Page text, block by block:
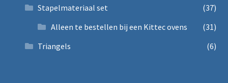
Stapelmateriaal set
(37)
Alleen te bestellen bij een Kittec ovens
(31)
Triangels
(6)